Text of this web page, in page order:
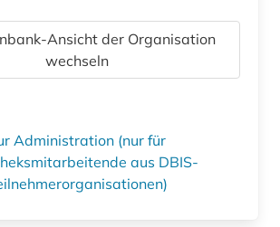
Ansicht der Organisation
wechseln
Administration (nur für
aus DBIS-